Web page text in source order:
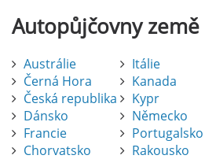
Autopůjčovnyzemě
Austrálie
Černá Hora
Česká republika
Dánsko
Francie
Chorvatsko
Itálie
Kanada
Kypr
Německo
Portugalsko
Rakousko